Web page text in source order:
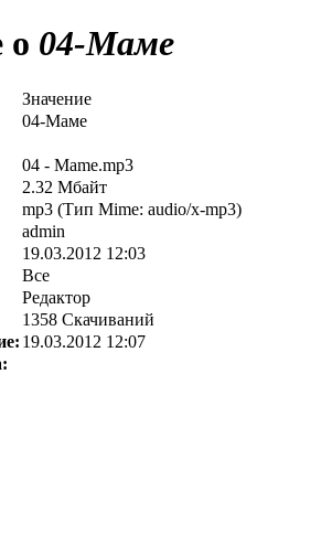
о 04-Маме
Значение
04-Маме
04 - Mame.mp3
2.32 Мбайт
mp3 (Тип Mime: audio/x-mp3)
admin
19.03.2012 12:03
Все
Редактор
1358 Скачиваний
19.03.2012 12:07